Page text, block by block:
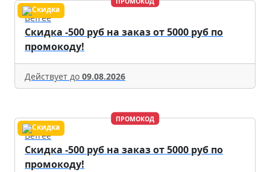
Befree
Скидка -500 руб на заказ от 5000 руб по
промокоду!
Действует до 09.08.2026
ПРОМОКОД
Befree
Скидка -500 руб на заказ от 5000 руб по
промокоду!